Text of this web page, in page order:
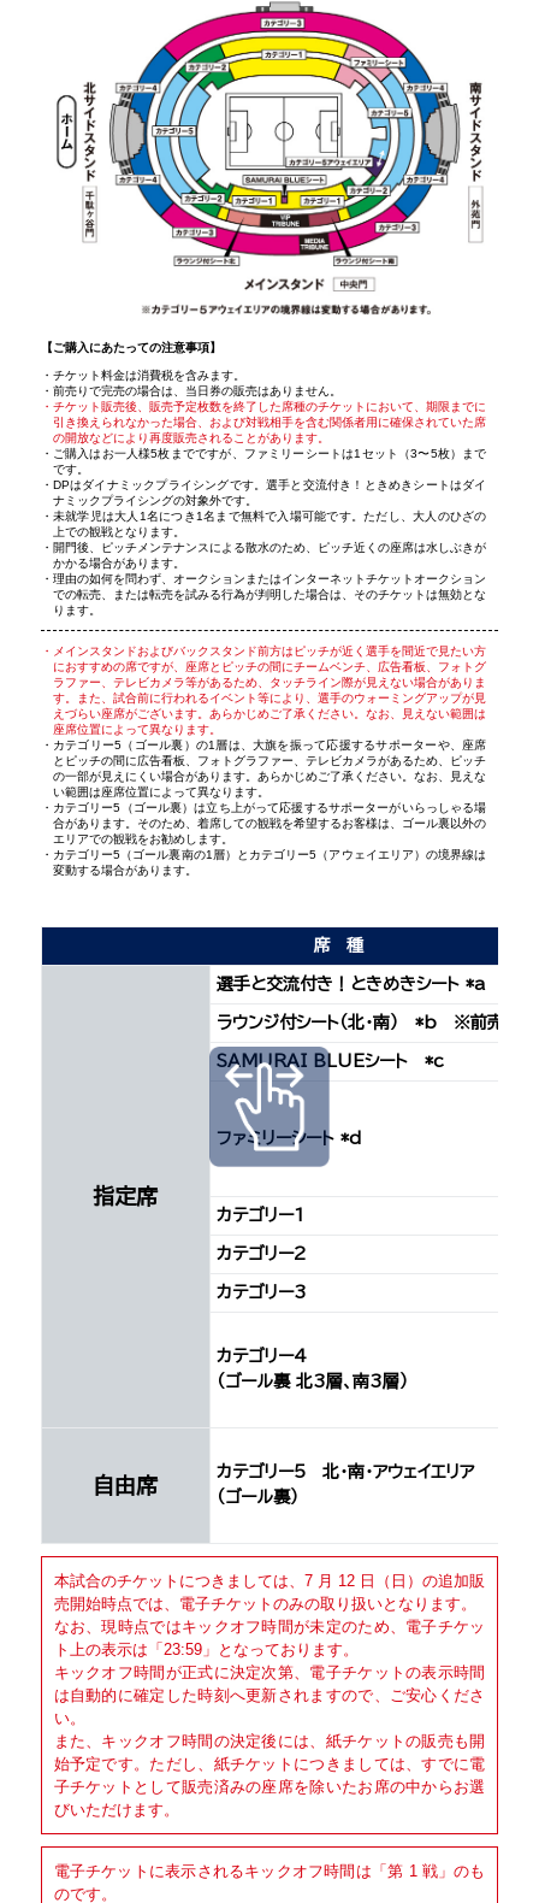
【ご購入にあたっての注意事項】
チケット料金は消費税を含みます。
前売りで完売の場合は、当日券の販売はありません。
チケット販売後、販売予定枚数を終了した席種のチケットにおいて、期限までに
引き換えられなかった場合、および対戦相手を含む関係者用に確保されていた席
の開放などにより再度販売されることがあります。
ご購入はお一人様5枚までですが、ファミリーシートは1セット（3〜5枚）まで
です。
DPはダイナミックプライシングです。選手と交流付き！ときめきシートはダイ
ナミックプライシングの対象外です。
未就学児は大人1名につき1名まで無料で入場可能です。ただし、大人のひざの
上での観戦となります。
開門後、ピッチメンテナンスによる散水のため、ピッチ近くの座席は水しぶきが
かかる場合があります。
理由の如何を問わず、オークションまたはインターネットチケットオークション
での転売、または転売を試みる行為が判明した場合は、そのチケットは無効とな
ります。
メインスタンドおよびバックスタンド前方はピッチが近く選手を間近で見たい方
におすすめの席ですが、座席とピッチの間にチームベンチ、広告看板、フォトグ
ラファー、テレビカメラ等があるため、タッチライン際が見えない場合がありま
す。また、試合前に行われるイベント等により、選手のウォーミングアップが見
えづらい座席がございます。あらかじめご了承ください。なお、見えない範囲は
座席位置によって異なります。
カテゴリー5（ゴール裏）の1層は、大旗を振って応援するサポーターや、座席
とピッチの間に広告看板、フォトグラファー、テレビカメラがあるため、ピッチ
の一部が見えにくい場合があります。あらかじめご了承ください。なお、見えな
い範囲は座席位置によって異なります。
カテゴリー5（ゴール裏）は立ち上がって応援するサポーターがいらっしゃる場
合があります。そのため、着席しての観戦を希望するお客様は、ゴール裏以外の
エリアでの観戦をお勧めします。
カテゴリー5（ゴール裏南の1層）とカテゴリー5（アウェイエリア）の境界線は
変動する場合があります。
席種
指定席
選手と交流付き！ときめきシート *a ※前
ラウンジ付シート（北･南） *b ※前売のみ
SAMURAI BLUEシート *c
ファミリーシート *d
カテゴリー1
カテゴリー2
カテゴリー3
カテゴリー4
（ゴール裏 北3層、南3層）
自由席
カテゴリー5 北･南･アウェイエリア
（ゴール裏）
本試合のチケットにつきましては、7 月 12 日（日）の追加販
売開始時点では、電子チケットのみの取り扱いとなります。
なお、現時点ではキックオフ時間が未定のため、電子チケッ
ト上の表示は「23:59」となっております。
キックオフ時間が正式に決定次第、電子チケットの表示時間
は自動的に確定した時刻へ更新されますので、ご安心くださ
い。
また、キックオフ時間の決定後には、紙チケットの販売も開
始予定です。ただし、紙チケットにつきましては、すでに電
子チケットとして販売済みの座席を除いたお席の中からお選
びいただけます。
電子チケットに表示されるキックオフ時間は「第 1 戦」のも
のです。